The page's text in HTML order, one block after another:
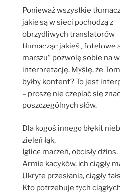
Ponieważ wszystkie
jakie są w sieci pochodzą z
obrzydliwych translatorów
tłumacząc jakieś „fotelowe
marszu” pozwolę sobie na
interpretację. Myślę, że
byłby kontent? To jest
– proszę nie czepiać się
poszczególnych słów.
Dla kogoś innego błękit
zieleń łąk,
Iglice marzeń, obcisły dżins.
Armie kacyków, ich ciągły
Ukryte przesłania, ciągły
Kto potrzebuje tych ciągłych